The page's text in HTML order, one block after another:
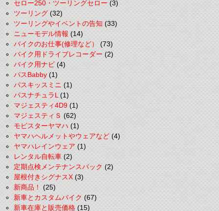
セロー250・ツーリングセロー(3)
ツーリング(32)
ツーリングやイベントの告知(33)
ニューモデル情報(14)
バイクのお仕事(修理など）(73)
バイク用ドライブレコーダー(2)
バイク用ナビ(4)
パスBabby(1)
パスキッスミニ(1)
パスナチュラL(1)
マジェスティ4D9(1)
マジェスティＳ(62)
モビスターヤマハ(1)
ヤマハヘルメットやウェアなど(4)
ヤマハレインウェア(1)
レンタル自転車(2)
定期点検メンテナンスパック(2)
屋根付きシグナスX(3)
新商品！(25)
新車とカスタムバイク(67)
新車在庫と販売価格(15)